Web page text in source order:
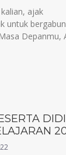
ajak
untuk
Depanmu,